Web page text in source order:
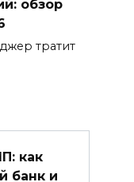
обзор
тратит
как
банк и